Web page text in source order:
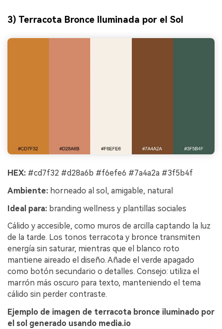
3) Terracota Bronce Iluminada por el Sol
HEX: #cd7f32 #d28a6b #f6efe6 #7a4a2a #3f5b4f
Ambiente: horneado al sol, amigable, natural
Ideal para: branding wellness y plantillas sociales
Cálido y accesible, como muros de arcilla captando la luz
de la tarde. Los tonos terracota y bronce transmiten
energía sin saturar, mientras que el blanco roto
mantiene aireado el diseño. Añade el verde apagado
como botón secundario o detalles. Consejo: utiliza el
marrón más oscuro para texto, manteniendo el tema
cálido sin perder contraste.
Ejemplo de imagen de terracota bronce iluminado por
el sol generado usando media.io